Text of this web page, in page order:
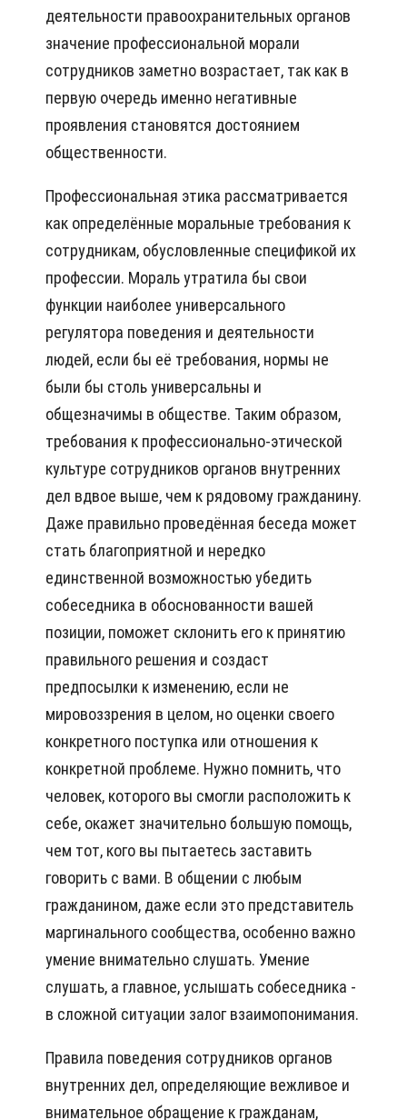
деятельности правоохранительных органов
значение профессиональной морали
сотрудников заметно возрастает, так как в
первую очередь именно негативные
проявления становятся достоянием
общественности.
Профессиональная этика рассматривается
как определённые моральные требования к
сотрудникам, обусловленные спецификой их
профессии. Мораль утратила бы свои
функции наиболее универсального
регулятора поведения и деятельности
людей, если бы её требования, нормы не
были бы столь универсальны и
общезначимы в обществе. Таким образом,
требования к профессионально-этической
культуре сотрудников органов внутренних
дел вдвое выше, чем к рядовому гражданину.
Даже правильно проведённая беседа может
стать благоприятной и нередко
единственной возможностью убедить
собеседника в обоснованности вашей
позиции, поможет склонить его к принятию
правильного решения и создаст
предпосылки к изменению, если не
мировоззрения в целом, но оценки своего
конкретного поступка или отношения к
конкретной проблеме. Нужно помнить, что
человек, которого вы смогли расположить к
себе, окажет значительно большую помощь,
чем тот, кого вы пытаетесь заставить
говорить с вами. В общении с любым
гражданином, даже если это представитель
маргинального сообщества, особенно важно
умение внимательно слушать. Умение
слушать, а главное, услышать собеседника -
в сложной ситуации залог взаимопонимания.
Правила поведения сотрудников органов
внутренних дел, определяющие вежливое и
внимательное обращение к гражданам,